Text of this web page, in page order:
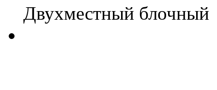
Двухместный блочный